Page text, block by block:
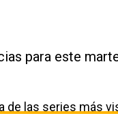
para este
de las series más